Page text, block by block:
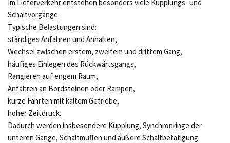
Im Lieferverkehr entstehen besonders viele Kupplungs- und
Schaltvorgänge.
Typische Belastungen sind:
ständiges Anfahren und Anhalten,
Wechsel zwischen erstem, zweitem und drittem Gang,
häufiges Einlegen des Rückwärtsgangs,
Rangieren auf engem Raum,
Anfahren an Bordsteinen oder Rampen,
kurze Fahrten mit kaltem Getriebe,
hoher Zeitdruck.
Dadurch werden insbesondere Kupplung, Synchronringe der
unteren Gänge, Schaltmuffen und äußere Schaltbetätigung